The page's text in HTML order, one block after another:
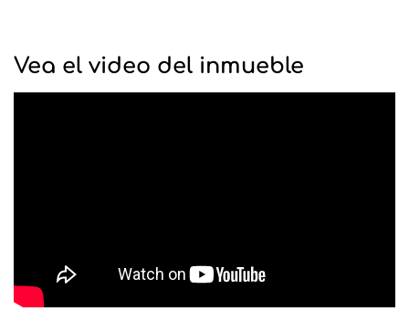
Vea el video del inmueble